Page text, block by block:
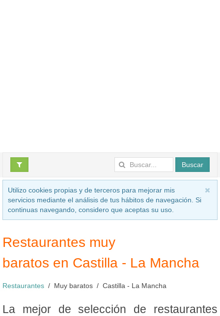
Buscar
Utilizo cookies propias y de terceros para mejorar mis
servicios mediante el análisis de tus hábitos de navegación. Si
continuas navegando, considero que aceptas su uso.
Restaurantes muy
baratos en Castilla - La Mancha
Restaurantes Muy baratos Castilla - La Mancha
La mejor de selección de restaurantes